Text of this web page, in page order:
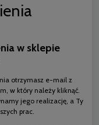
w sklepie
otrzymasz e-mail z
w który należy kliknąć.
jego realizację, a Ty
prac.